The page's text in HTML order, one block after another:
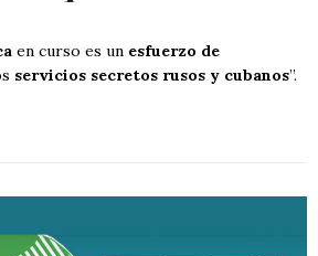
en curso es un esfuerzo de
servicios secretos rusos y cubanos”.